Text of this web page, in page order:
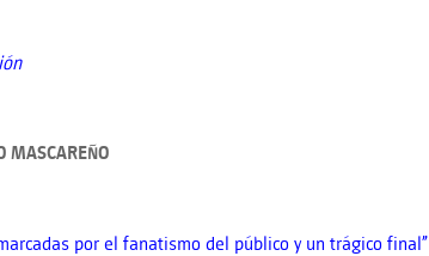
MASCAREÑO
por el fanatismo del público y un trágico final”